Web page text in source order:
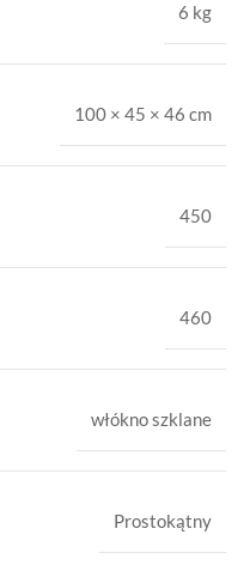
6 kg
100 × 45 × 46 cm
450
460
włókno szklane
Prostokątny